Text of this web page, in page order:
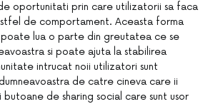
oportunitati prin care utilizatorii sa faca
de comportament. Aceasta forma
lua o parte din greutatea ce se
si poate ajuta la stabilirea
intrucat noii utilizatori sunt
de catre cineva care ii
de sharing social care sunt usor